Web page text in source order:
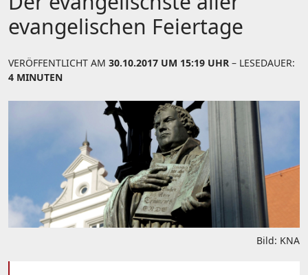
evangelischen Feiertage
VERÖFFENTLICHT AM 30.10.2017 UM 15:19 UHR – LESEDAUER:
4 MINUTEN
Bild: KNA